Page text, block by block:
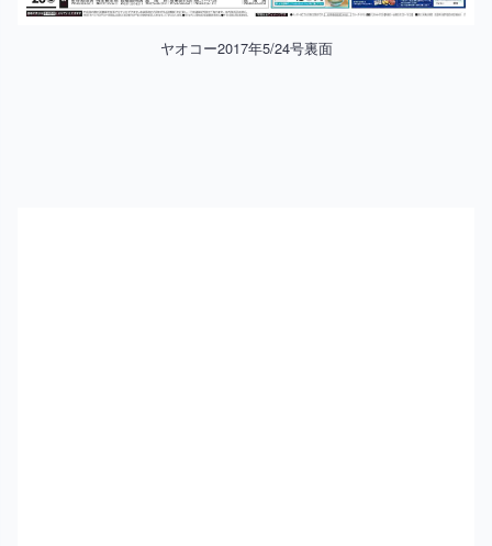
ヤオコー2017年5/24号裏面